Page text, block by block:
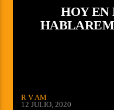
HOY EN
R V AM
12 JULIO, 2020